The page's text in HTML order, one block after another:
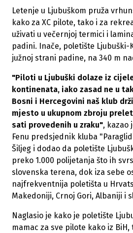
Letenje u Ljubuškom pruža
kako za XC pilote, tako i za
uživati u večernjoj termici i
padini. Inače, poletište Ljubuški-
južnoj strani padine, na 340 m
"Piloti u Ljubuški dolaze iz
kontinenata, iako zasad ne u
Bosni i Hercegovini naš klub
mjesto u ukupnom zbroju
sati provedenih u zraku", kazao
Fenu predsjednik kluba
Šiljeg i dodao da poletište
preko 1.000 polijetanja što ih
slovenska terena, dok iza sebe
najfrekventnija poletišta u
Makedoniji, Crnoj Gori, Albaniji i
Naglasio je kako je poletište
mamac za sve pilote kako iz